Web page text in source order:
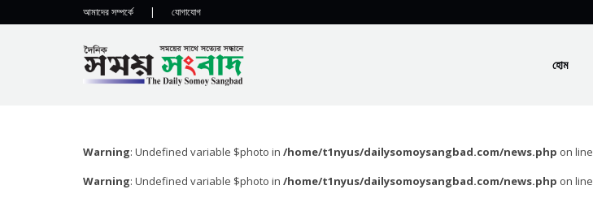
আমাদের সম্পর্কে | যোগাযোগ
হোম
Warning: Undefined variable $photo in /home/t1nyus/dailysomoysangbad.com/news.php on line
Warning: Undefined variable $photo in /home/t1nyus/dailysomoysangbad.com/news.php on line